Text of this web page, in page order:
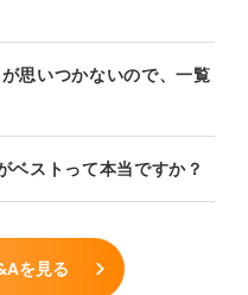
思いつかないので、一覧
ベストって本当ですか？
を見る